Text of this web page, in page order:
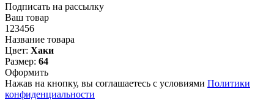
Подписать на рассылку
Ваш товар
123456
Название товара
Цвет: Хаки
Размер: 64
Оформить
Нажав на кнопку, вы соглашаетесь с условиями Политики
конфиденциальности